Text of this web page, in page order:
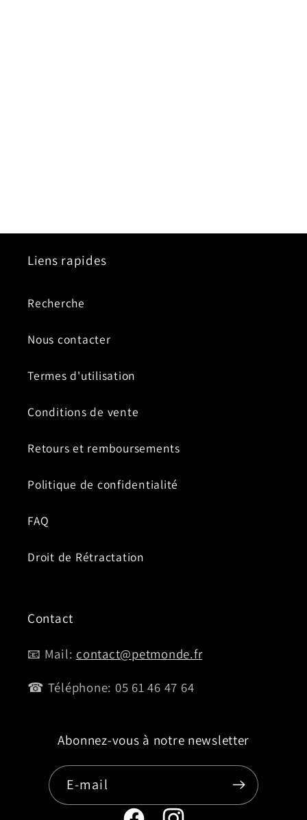
Liens rapides
Recherche
Nous contacter
Termes d'utilisation
Conditions de vente
Retours et remboursements
Politique de confidentialité
FAQ
Droit de Rétractation
Contact
📧 Mail: contact@petmonde.fr
☎ Téléphone: 05 61 46 47 64
Abonnez-vous à notre newsletter
E-mail